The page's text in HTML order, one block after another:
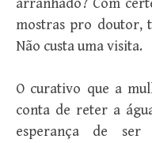
arranhado? Com
mostras pro doutor,
Não custa uma visita.
O curativo que a
conta de reter a
esperança de